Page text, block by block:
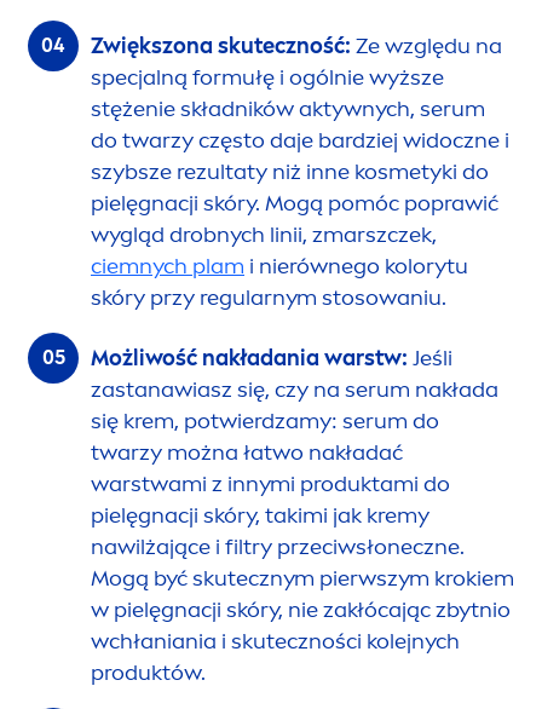
Zwiększona skuteczność: Ze względu na
specjalną formułę i ogólnie wyższe
stężenie składników aktywnych, serum
do twarzy często daje bardziej widoczne i
szybsze rezultaty niż inne kosmetyki do
pielęgnacji skóry. Mogą pomóc poprawić
wygląd drobnych linii, zmarszczek,
ciemnych plam i nierównego kolorytu
skóry przy regularnym stosowaniu.
Możliwość nakładania warstw: Jeśli
zastanawiasz się, czy na serum nakłada
się krem, potwierdzamy: serum do
twarzy można łatwo nakładać
warstwami z innymi produktami do
pielęgnacji skóry, takimi jak kremy
nawilżające i filtry przeciwsłoneczne.
Mogą być skutecznym pierwszym krokiem
w pielęgnacji skóry, nie zakłócając zbytnio
wchłaniania i skuteczności kolejnych
produktów.